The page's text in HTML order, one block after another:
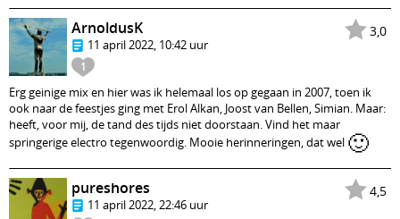
3,0
1
ArnoldusK
11 april 2022, 10:42 uur
Erg geinige mix en hier was ik helemaal los op gegaan in 2007, toen ik
ook naar de feestjes ging met Erol Alkan, Joost van Bellen, Simian. Maar:
heeft, voor mij, de tand des tijds niet doorstaan. Vind het maar
springerige electro tegenwoordig. Mooie herinneringen, dat wel 🙂
4,5
pureshores
11 april 2022, 22:46 uur